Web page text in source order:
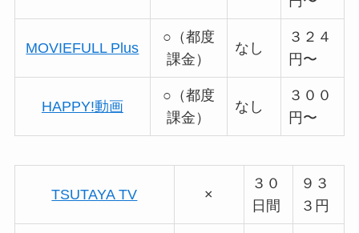
MOVIEFULL Plus
○（都度
課金）
なし
３２４
円〜
HAPPY!動画
○（都度
課金）
なし
３００
円〜
TSUTAYA TV ×
３０
日間
９３
３円